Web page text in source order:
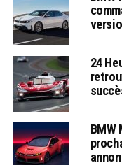
24
BMW